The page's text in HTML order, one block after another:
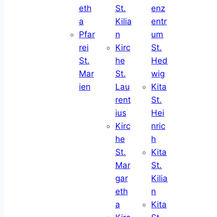
eth
a
Pfar
rei
St.
Mar
ien
St.
Kilia
n
Kirc
he
St.
Lau
rent
ius
Kirc
he
St.
Mar
gar
eth
a
enz
entr
um
St.
Hed
wig
Kita
St.
Hei
nric
h
Kita
St.
Kilia
n
Kita